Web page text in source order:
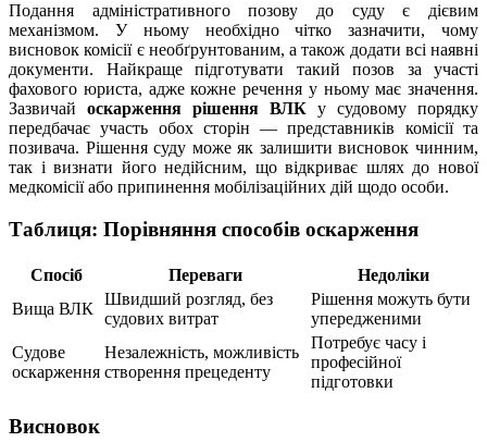
Подання адміністративного позову до суду є дієвим
механізмом. У ньому необхідно чітко зазначити, чому
висновок комісії є необґрунтованим, а також додати всі наявні
документи. Найкраще підготувати такий позов за участі
фахового юриста, адже кожне речення у ньому має значення.
Зазвичай оскарження рішення ВЛК у судовому порядку
передбачає участь обох сторін — представників комісії та
позивача. Рішення суду може як залишити висновок чинним,
так і визнати його недійсним, що відкриває шлях до нової
медкомісії або припинення мобілізаційних дій щодо особи.
Таблиця: Порівняння способів оскарження
Спосіб Переваги
Недоліки
Вища ВЛК
Швидший розгляд, без
судових витрат
Рішення можуть бути
упередженими
Судове
оскарження
Незалежність, можливість
створення прецеденту
Потребує часу і
професійної
підготовки
Висновок